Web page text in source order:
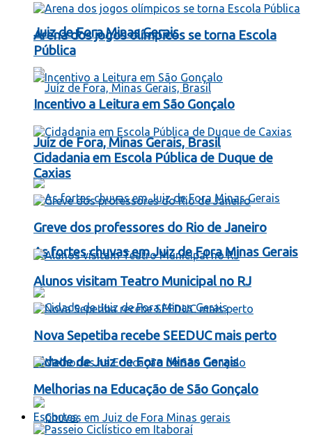
Juiz de Fora Minas Gerais
Juíz de Fora, Minas Gerais, Brasil
As fortes chuvas em Juiz de Fora Minas Gerais
Cidade de Juiz de Fora Minas Gerais
Arena dos jogos olímpicos se torna Escola
Pública
Incentivo a Leitura em São Gonçalo
Cidadania em Escola Pública de Duque de
Caxias
Greve dos professores do Rio de Janeiro
Alunos visitam Teatro Municipal no RJ
Nova Sepetiba recebe SEEDUC mais perto
Melhorias na Educação de São Gonçalo
Esportes